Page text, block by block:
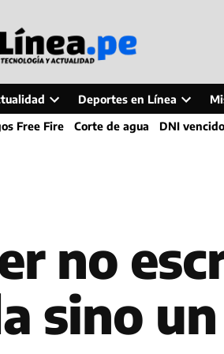
Open
dropdown
Deportes en Línea
Open
dropdown
Free Fire Corte de agua DNI vencido
no
sino